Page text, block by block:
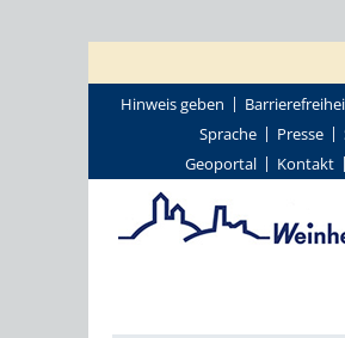
Hinweis geben
Sprache
Presse
Geoportal
Kontakt